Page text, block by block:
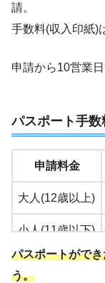
請。
手数料(収入印紙)
申請から10営業
パスポート手数
申請料金
大人(12歳以上)
小人(11歳以下)
パスポートがで
う。